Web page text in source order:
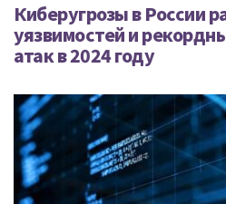
Киберугрозы в России
уязвимостей и
атак в 2024 году